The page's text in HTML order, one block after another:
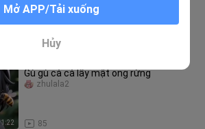
Rắn: Cảm giác tách rời chết tiệt này!
1:22
Gù gù cà cà lấy mật ong rừng
85
zhulala2
Mở APP/Tải xuống
Hủy